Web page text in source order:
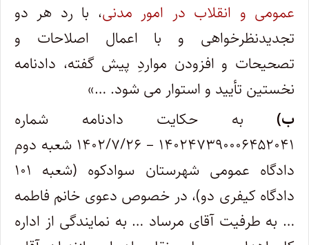
عمومی و انقلاب در امور مدنی، با رد هر دو
تجدیدنظرخواهی و با اعمال اصلاحات و
تصحیحات و افزودن مواردِ پیش گفته، دادنامه
نخستین تأیید و استوار می شود. …»
ب) به حکایت دادنامه شماره
۱۴۰۲۴۷۳۹۰۰۰۶۴۵۲۰۴۱ – ۱۴۰۲/۷/۲۶ شعبه دوم
دادگاه عمومی شهرستان سوادکوه (شعبه ۱۰۱
دادگاه کیفری دو)، در خصوص دعوی خانم فاطمه
… به طرفیت آقای مرساد … به نمایندگی از اداره